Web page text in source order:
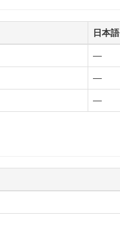
日本語
—
—
—